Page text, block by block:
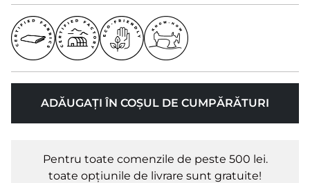
ADĂUGAȚI ÎN COȘUL DE CUMPĂRĂTURI
Pentru toate comenzile de peste 500 lei.
toate opțiunile de livrare sunt gratuite!